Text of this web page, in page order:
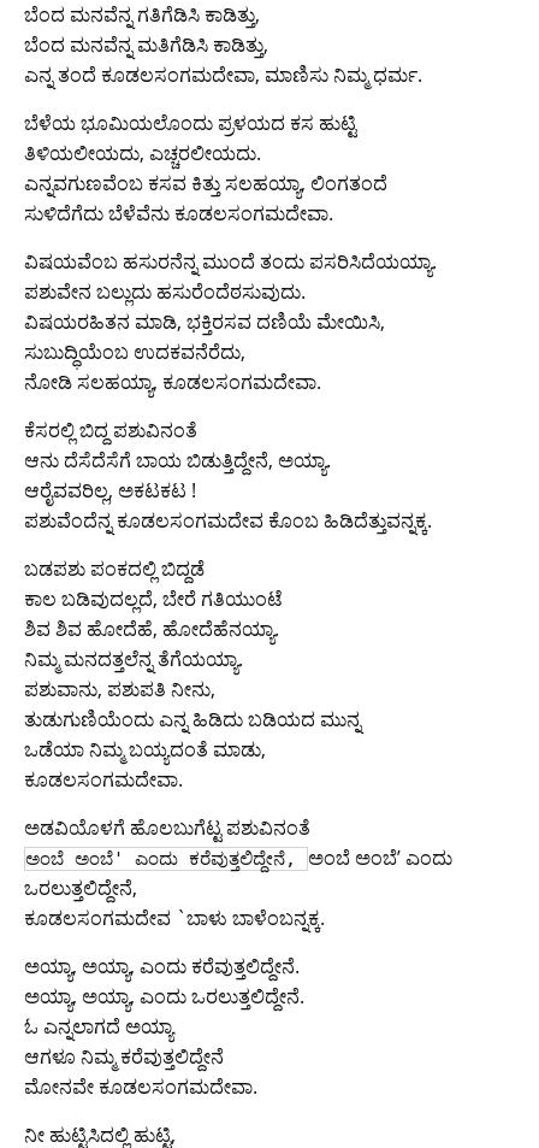
ಬೆಂದ ಮನವೆನ್ನ ಗತಿಗೆಡಿಸಿ ಕಾಡಿತ್ತು,
ಬೆಂದ ಮನವೆನ್ನ ಮತಿಗೆಡಿಸಿ ಕಾಡಿತ್ತು,
ಎನ್ನ ತಂದೆ ಕೂಡಲಸಂಗಮದೇವಾ, ಮಾಣಿಸು ನಿಮ್ಮ ಧರ್ಮ.
ಬೆಳೆಯ ಭೂಮಿಯಲೊಂದು ಪ್ರಳಯದ ಕಸ ಹುಟ್ಟಿ
ತಿಳಿಯಲೀಯದು, ಎಚ್ಚರಲೀಯದು.
ಎನ್ನವಗುಣವೆಂಬ ಕಸವ ಕಿತ್ತು ಸಲಹಯ್ಯಾ, ಲಿಂಗತಂದೆ
ಸುಳಿದೆಗೆದು ಬೆಳೆವೆನು ಕೂಡಲಸಂಗಮದೇವಾ.
ವಿಷಯವೆಂಬ ಹಸುರನೆನ್ನ ಮುಂದೆ ತಂದು ಪಸರಿಸಿದೆಯಯ್ಯಾ.
ಪಶುವೇನ ಬಲ್ಲುದು ಹಸುರೆಂದೆಠಸುವುದು.
ವಿಷಯರಹಿತನ ಮಾಡಿ, ಭಕ್ತಿರಸವ ದಣಿಯೆ ಮೇಯಿಸಿ,
ಸುಬುದ್ಧಿಯೆಂಬ ಉದಕವನೆರೆದು,
ನೋಡಿ ಸಲಹಯ್ಯಾ, ಕೂಡಲಸಂಗಮದೇವಾ.
ಕೆಸರಲ್ಲಿ ಬಿದ್ದ ಪಶುವಿನಂತೆ
ಆನು ದೆಸೆದೆಸೆಗೆ ಬಾಯ ಬಿಡುತ್ತಿದ್ದೇನೆ, ಅಯ್ಯಾ.
ಆರೈವವರಿಲ್ಲ, ಅಕಟಕಟ !
ಪಶುವೆಂದೆನ್ನ ಕೂಡಲಸಂಗಮದೇವ ಕೊಂಬ ಹಿಡಿದೆತ್ತುವನ್ನಕ್ಕ.
ಬಡಪಶು ಪಂಕದಲ್ಲಿ ಬಿದ್ದಡೆ
ಕಾಲ ಬಡಿವುದಲ್ಲದೆ, ಬೇರೆ ಗತಿಯುಂಟೆ
ಶಿವ ಶಿವ ಹೋದೆಹೆ, ಹೋದೆಹೆನಯ್ಯಾ.
ನಿಮ್ಮ ಮನದತ್ತಲೆನ್ನ ತೆಗೆಯಯ್ಯಾ.
ಪಶುವಾನು, ಪಶುಪತಿ ನೀನು,
ತುಡುಗುಣಿಯೆಂದು ಎನ್ನ ಹಿಡಿದು ಬಡಿಯದ ಮುನ್ನ
ಒಡೆಯಾ ನಿಮ್ಮ ಬಯ್ಯದಂತೆ ಮಾಡು,
ಕೂಡಲಸಂಗಮದೇವಾ.
ಅಡವಿಯೊಳಗೆ ಹೊಲಬುಗೆಟ್ಟ ಪಶುವಿನಂತೆ
ಅಂಬೆ ಅಂಬೆ' ಎಂದು ಕರೆವುತ್ತಲಿದ್ದೇನೆ, ಅಂಬೆ ಅಂಬೆ’ ಎಂದು
ಒರಲುತ್ತಲಿದ್ದೇನೆ,
ಕೂಡಲಸಂಗಮದೇವ `ಬಾಳು ಬಾಳೆಂಬನ್ನಕ್ಕ.
ಅಯ್ಯಾ, ಅಯ್ಯಾ, ಎಂದು ಕರೆವುತ್ತಲಿದ್ದೇನೆ.
ಅಯ್ಯಾ, ಅಯ್ಯಾ, ಎಂದು ಒರಲುತ್ತಲಿದ್ದೇನೆ.
ಓ ಎನ್ನಲಾಗದೆ ಅಯ್ಯಾ
ಆಗಳೂ ನಿಮ್ಮ ಕರೆವುತ್ತಲಿದ್ದೇನೆ
ಮೋನವೇ ಕೂಡಲಸಂಗಮದೇವಾ.
ನೀ ಹುಟ್ಟಿಸಿದಲ್ಲಿ ಹುಟ್ಟಿ,